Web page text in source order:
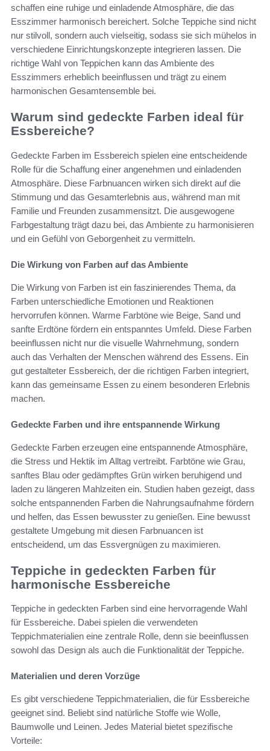
schaffen eine ruhige und einladende Atmosphäre, die das
Esszimmer harmonisch bereichert. Solche Teppiche sind nicht
nur stilvoll, sondern auch vielseitig, sodass sie sich mühelos in
verschiedene Einrichtungskonzepte integrieren lassen. Die
richtige Wahl von Teppichen kann das Ambiente des
Esszimmers erheblich beeinflussen und trägt zu einem
harmonischen Gesamtensemble bei.
Warum sind gedeckte Farben ideal für
Essbereiche?
Gedeckte Farben im Essbereich spielen eine entscheidende
Rolle für die Schaffung einer angenehmen und einladenden
Atmosphäre. Diese Farbnuancen wirken sich direkt auf die
Stimmung und das Gesamterlebnis aus, während man mit
Familie und Freunden zusammensitzt. Die ausgewogene
Farbgestaltung trägt dazu bei, das Ambiente zu harmonisieren
und ein Gefühl von Geborgenheit zu vermitteln.
Die Wirkung von Farben auf das Ambiente
Die Wirkung von Farben ist ein faszinierendes Thema, da
Farben unterschiedliche Emotionen und Reaktionen
hervorrufen können. Warme Farbtöne wie Beige, Sand und
sanfte Erdtöne fördern ein entspanntes Umfeld. Diese Farben
beeinflussen nicht nur die visuelle Wahrnehmung, sondern
auch das Verhalten der Menschen während des Essens. Ein
gut gestalteter Essbereich, der die richtigen Farben integriert,
kann das gemeinsame Essen zu einem besonderen Erlebnis
machen.
Gedeckte Farben und ihre entspannende Wirkung
Gedeckte Farben erzeugen eine entspannende Atmosphäre,
die Stress und Hektik im Alltag vertreibt. Farbtöne wie Grau,
sanftes Blau oder gedämpftes Grün wirken beruhigend und
laden zu längeren Mahlzeiten ein. Studien haben gezeigt, dass
solche entspannenden Farben die Nahrungsaufnahme fördern
und helfen, das Essen bewusster zu genießen. Eine bewusst
gestaltete Umgebung mit diesen Farbnuancen ist
entscheidend, um das Essvergnügen zu maximieren.
Teppiche in gedeckten Farben für
harmonische Essbereiche
Teppiche in gedeckten Farben sind eine hervorragende Wahl
für Essbereiche. Dabei spielen die verwendeten
Teppichmaterialien eine zentrale Rolle, denn sie beeinflussen
sowohl das Design als auch die Funktionalität der Teppiche.
Materialien und deren Vorzüge
Es gibt verschiedene Teppichmaterialien, die für Essbereiche
geeignet sind. Beliebt sind natürliche Stoffe wie Wolle,
Baumwolle und Leinen. Jedes Material bietet spezifische
Vorteile: